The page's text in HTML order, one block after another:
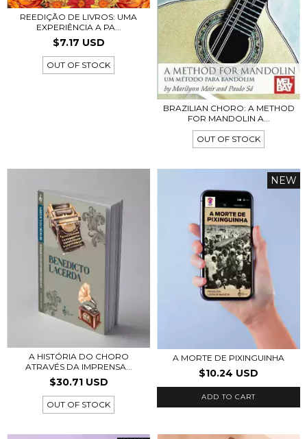
REEDIÇÃO DE LIVROS: UMA
EXPERIÊNCIA A PA...
$7.17 USD
OUT OF STOCK
BRAZILIAN CHORO: A METHOD
FOR MANDOLIN A...
OUT OF STOCK
A HISTÓRIA DO CHORO
ATRAVÉS DA IMPRENSA...
$30.71 USD
OUT OF STOCK
NEW
A MORTE DE PIXINGUINHA
$10.24 USD
ADD TO CART